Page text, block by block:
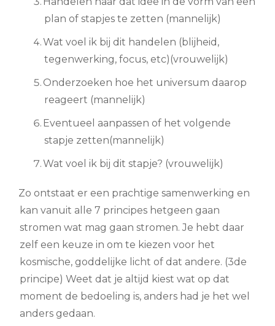
plan of stapjes te zetten (mannelijk)
Wat voel ik bij dit handelen (blijheid,
tegenwerking, focus, etc)(vrouwelijk)
Onderzoeken hoe het universum daarop
reageert (mannelijk)
Eventueel aanpassen of het volgende
stapje zetten(mannelijk)
Wat voel ik bij dit stapje? (vrouwelijk)
Zo ontstaat er een prachtige samenwerking en
kan vanuit alle 7 principes hetgeen gaan
stromen wat mag gaan stromen. Je hebt daar
zelf een keuze in om te kiezen voor het
kosmische, goddelijke licht of dat andere. (3de
principe) Weet dat je altijd kiest wat op dat
moment de bedoeling is, anders had je het wel
anders gedaan.